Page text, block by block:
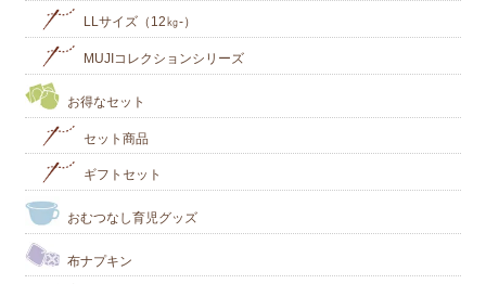
LLサイズ（12㎏-）
MUJIコレクションシリーズ
お得なセット
セット商品
ギフトセット
おむつなし育児グッズ
布ナプキン